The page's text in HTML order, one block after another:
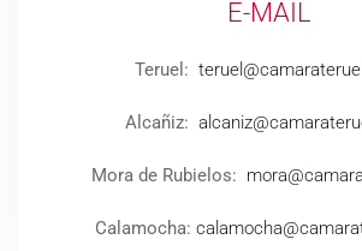
E-MAIL
Teruel:
Alcañiz:
Mora de Rubielos:
Calamocha: